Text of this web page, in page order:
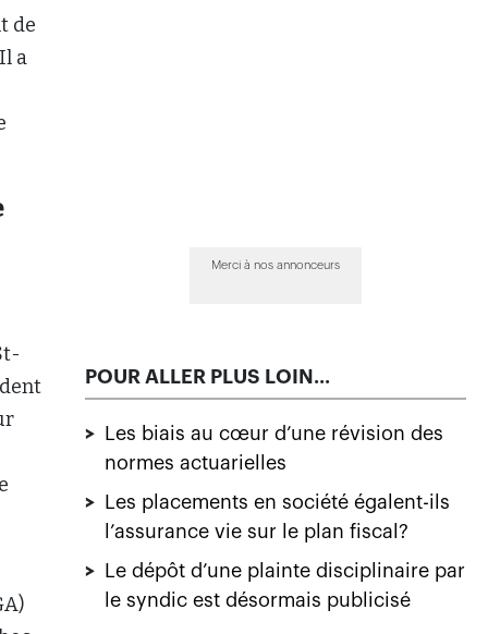
de
a
Merci à nos annonceurs
POUR ALLER PLUS LOIN...
>
Les biais au cœur d’une révision des
normes actuarielles
>
Les placements en société égalent-ils
l’assurance vie sur le plan fiscal?
>
Le dépôt d’une plainte disciplinaire par
le syndic est désormais publicisé